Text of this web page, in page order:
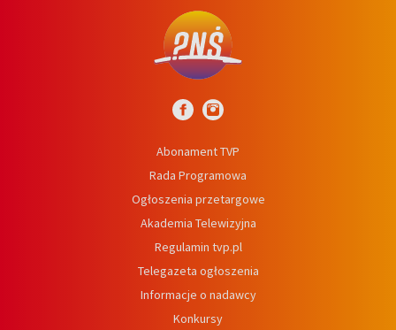
Abonament TVP
Rada Programowa
Ogłoszenia przetargowe
Akademia Telewizyjna
Regulamin tvp.pl
Telegazeta ogłoszenia
Informacje o nadawcy
Konkursy